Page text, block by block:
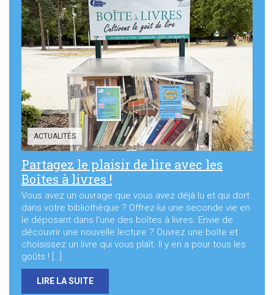
ACTUALITÉS
Partagez le plaisir de lire avec les
Boîtes à livres !
Vous avez un ouvrage que vous avez déjà lu et qui dort
dans votre bibliothèque ? Offrez-lui une seconde vie en
le déposant dans l’une des boîtes à livres. Envie de
découvrir une nouvelle lecture ? Ouvrez une boîte et
choisissez un livre qui vous plaît. Il y en a pour tous les
goûts ! […]
LIRE LA SUITE